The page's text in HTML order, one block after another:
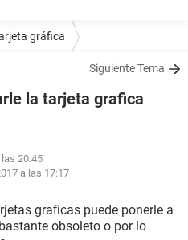
gráfica
Siguiente Tema
la tarjeta grafica
20:45
a las 17:17
graficas puede ponerle a
obsoleto o por lo